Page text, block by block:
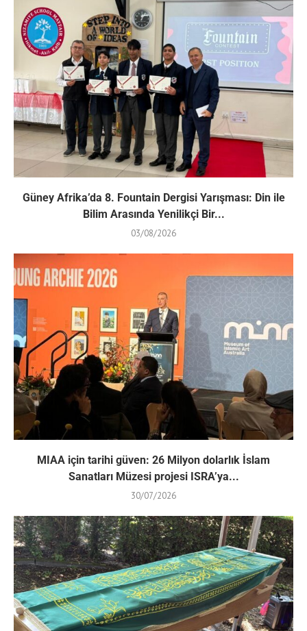
Güney Afrika’da 8. Fountain Dergisi Yarışması: Din ile
Bilim Arasında Yenilikçi Bir...
03/08/2026
MIAA için tarihi güven: 26 Milyon dolarlık İslam
Sanatları Müzesi projesi ISRA’ya...
30/07/2026